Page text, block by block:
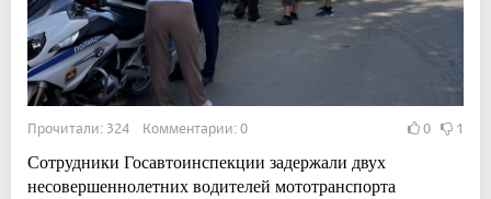
Прочитали: 324 Комментарии: 0 0 1
Сотрудники Госавтоинспекции задержали двух
несовершеннолетних водителей мототранспорта